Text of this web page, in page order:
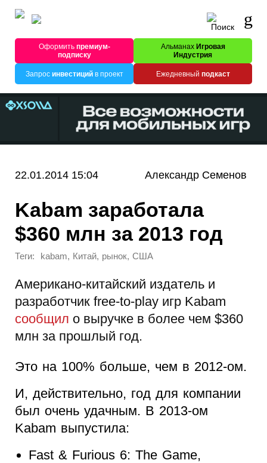
Оформитьпремиум-
подписку
Альманах Игровая
Индустрия
Запрос инвестицийв проект Ежедневный подкаст
22.01.2014 15:04 Александр Семенов
Kabam заработала
$360 млн за 2013 год
Теги: kabam, Китай, рынок, США
Американо-китайский издатель и
разработчик free-to-play игр Kabam
сообщил о выручке в более чем $360
млн за прошлый год.
Это на 100% больше, чем в 2012-ом.
И, действительно, год для компании
был очень удачным. В 2013-ом
Kabam выпустила:
Fast & Furious 6: The Game,